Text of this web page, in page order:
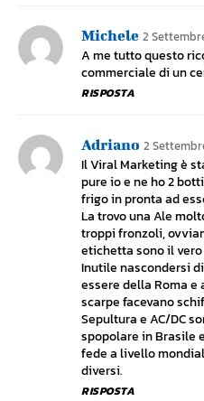
Michele 2
A me tutto questo
commerciale di un
RISPOSTA
Adriano 2
Il Viral Marketing è
pure io e ne ho 2
frigo in pronta ad
La trovo una Ale
troppi fronzoli,
etichetta sono il
Inutile nascondersi
essere della Roma e
scarpe facevano
Sepultura e AC/DC
spopolare in Brasile
fede a livello
diversi.
RISPOSTA